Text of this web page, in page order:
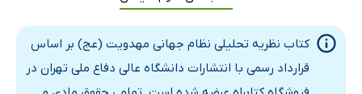
کتاب نظریه تحلیلی نظام جهانی مهدویت (عج) بر اساس
قرارداد رسمی با انتشارات دانشگاه عالی دفاع ملی تهران در